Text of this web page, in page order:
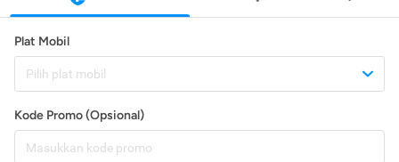
Plat Mobil
Pilih plat mobil
Kode Promo (Opsional)